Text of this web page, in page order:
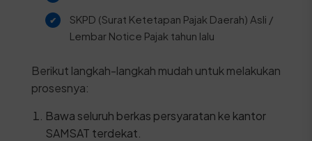
SKPD (Surat Ketetapan Pajak Daerah) Asli /
Lembar Notice Pajak tahun lalu
Berikut langkah-langkah mudah untuk melakukan
prosesnya:
Bawa seluruh berkas persyaratan ke kantor
SAMSAT terdekat.